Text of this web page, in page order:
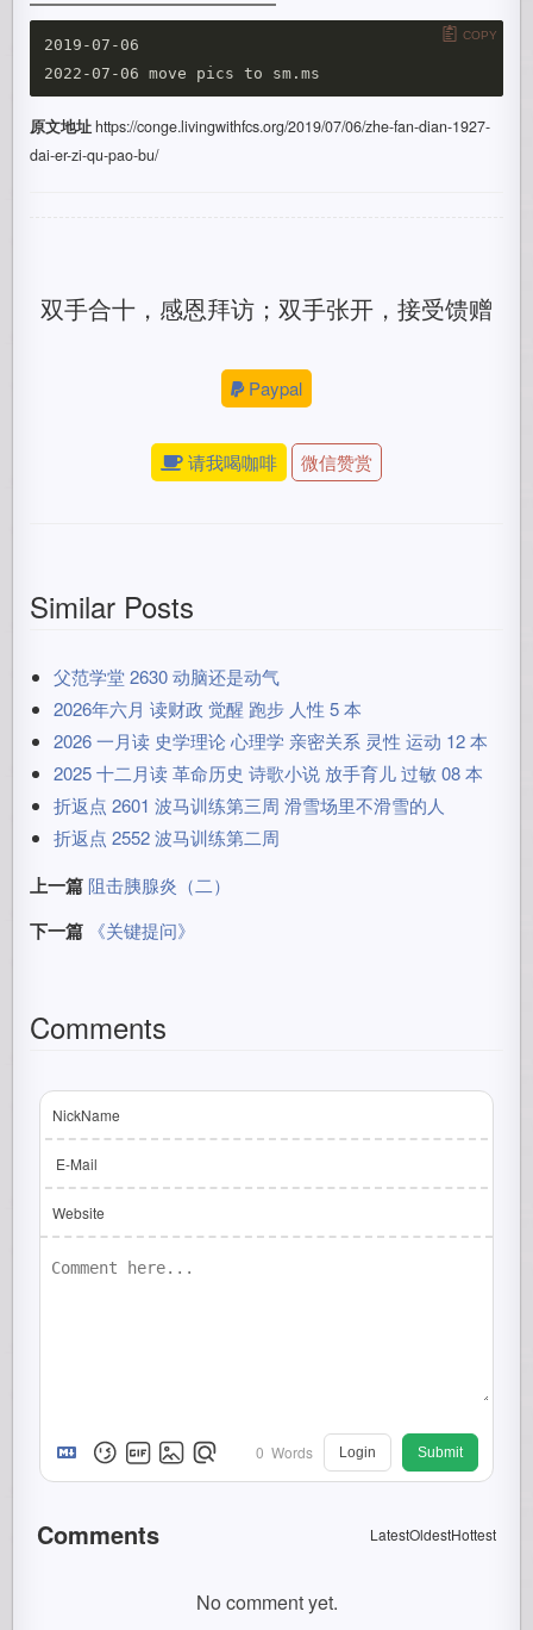
2019-07-06
COPY
原文地址https://conge.livingwithfcs.org/2019/07/06/zhe-fan-dian-1927-
dai-er-zi-qu-pao-bu/
双手合十，感恩拜访；双手张开，接受馈赠
Paypal
请我喝咖啡 微信赞赏
Similar Posts
父范学堂 2630 动脑还是动气
2026年六月 读财政 觉醒 跑步 人性 5 本
2026 一月读 史学理论 心理学 亲密关系 灵性 运动 12 本
2025 十二月读 革命历史 诗歌小说 放手育儿 过敏 08 本
折返点 2601 波马训练第三周 滑雪场里不滑雪的人
折返点 2552 波马训练第二周
上一篇 阻击胰腺炎（二）
下一篇 《关键提问》
Comments
NickName
E-Mail
Website
0 Words Login Submit
Comments LatestOldestHottest
No comment yet.